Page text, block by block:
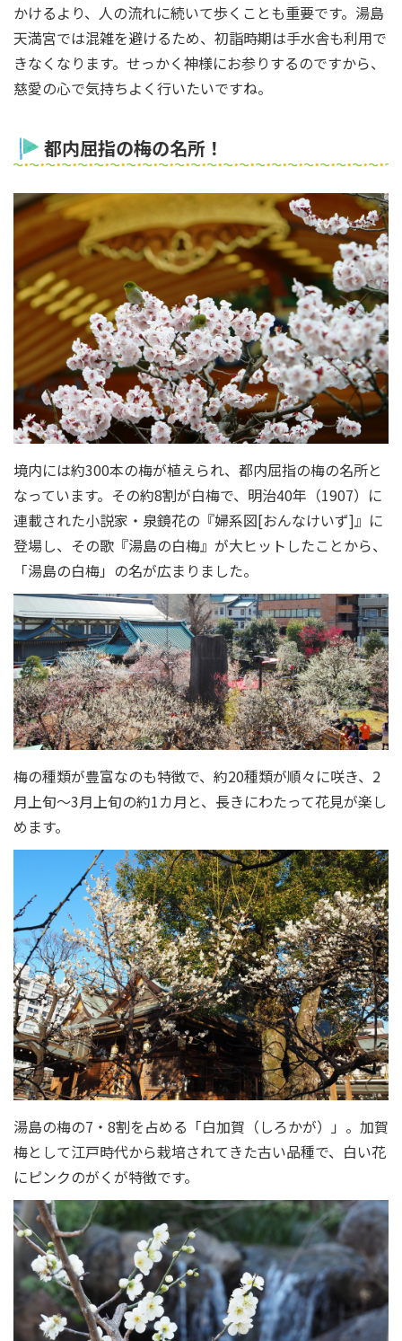
かけるより、人の流れに続いて歩くことも重要です。湯島
天満宮では混雑を避けるため、初詣時期は手水舎も利用で
きなくなります。せっかく神様にお参りするのですから、
慈愛の心で気持ちよく行いたいですね。
都内屈指の梅の名所！
境内には約300本の梅が植えられ、都内屈指の梅の名所と
なっています。その約8割が白梅で、明治40年（1907）に
連載された小説家・泉鏡花の『婦系図[おんなけいず]』に
登場し、その歌『湯島の白梅』が大ヒットしたことから、
「湯島の白梅」の名が広まりました。
梅の種類が豊富なのも特徴で、約20種類が順々に咲き、2
月上旬～3月上旬の約1カ月と、長きにわたって花見が楽し
めます。
湯島の梅の7・8割を占める「白加賀（しろかが）」。加賀
梅として江戸時代から栽培されてきた古い品種で、白い花
にピンクのがくが特徴です。